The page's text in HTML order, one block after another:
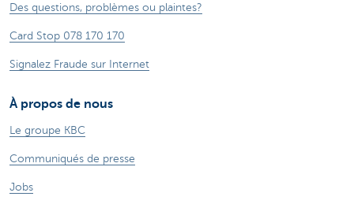
Des questions, problèmes ou plaintes?
Card Stop 078 170 170
Signalez Fraude sur Internet
À propos de nous
Le groupe KBC
Communiqués de presse
Jobs